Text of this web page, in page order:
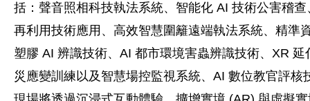
括：聲音照相科技執法系統、智能化 AI 技術公害稽查
再利用技術應用、高效智慧圍籬遠端執法系統、精準
塑膠 AI 辨識技術、AI 都市環境害蟲辨識技術、XR 延
災應變訓練以及智慧場控監視系統、AI 數位教官評核